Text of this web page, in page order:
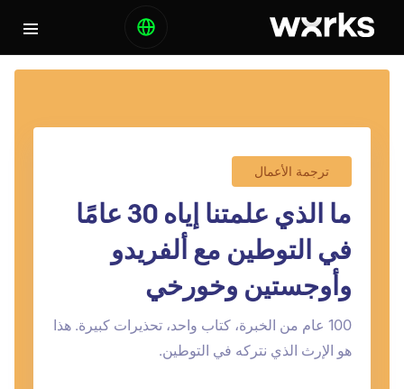
ترجمة الأعمال
ما الذي علمتنا إياه 30 عامًا
في التوطين مع ألفريدو
وأوجستين وخورخي
100 عام من الخبرة، كتاب واحد، تحذيرات كبيرة. هذا
هو الإرث الذي نتركه في التوطين.